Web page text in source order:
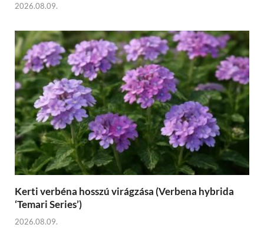
2026.08.09.
Kerti verbéna hosszú virágzása (Verbena hybrida
‘Temari Series’)
2026.08.09.